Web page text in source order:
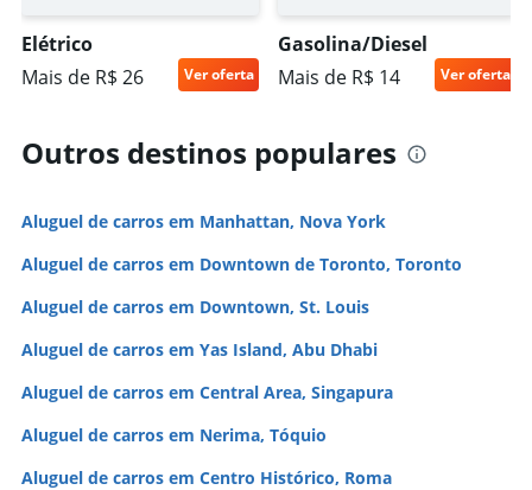
Elétrico
Mais de R$ 26
Ver oferta
Gasolina/Diesel
Mais de R$ 14
Ver oferta
Outros destinos populares
Aluguel de carros em Manhattan, Nova York
Aluguel de carros em Downtown de Toronto, Toronto
Aluguel de carros em Downtown, St. Louis
Aluguel de carros em Yas Island, Abu Dhabi
Aluguel de carros em Central Area, Singapura
Aluguel de carros em Nerima, Tóquio
Aluguel de carros em Centro Histórico, Roma